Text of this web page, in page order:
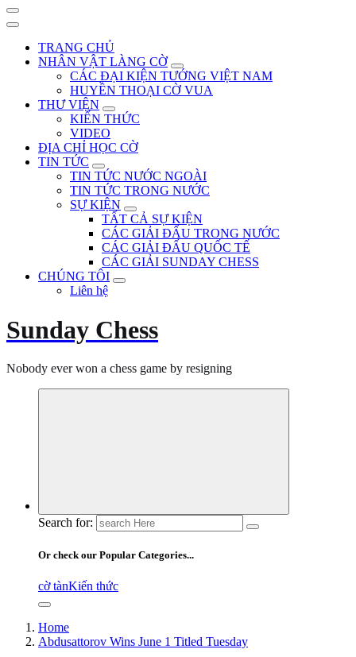
TRANG CHỦ
NHÂN VẬT LÀNG CỜ
CÁC ĐẠI KIỆN TƯỚNG VIỆT NAM
HUYỀN THOẠI CỜ VUA
THƯ VIỆN
KIẾN THỨC
VIDEO
ĐỊA CHỈ HỌC CỜ
TIN TỨC
TIN TỨC NƯỚC NGOÀI
TIN TỨC TRONG NƯỚC
SỰ KIỆN
TẤT CẢ SỰ KIỆN
CÁC GIẢI ĐẤU TRONG NƯỚC
CÁC GIẢI ĐẤU QUỐC TẾ
CÁC GIẢI SUNDAY CHESS
CHÚNG TÔI
Liên hệ
Sunday Chess
Nobody ever won a chess game by resigning
Search for:
Or check our Popular Categories...
cờ tànKiến thức
Home
Abdusattorov Wins June 1 Titled Tuesday